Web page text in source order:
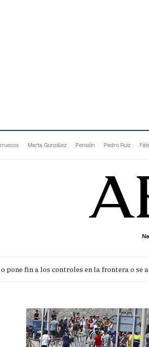
Marta González Pensión Pedro Ruiz
INTERNACIONALECONOMÍADEPORTESSOCIEDAD
pone fin a los controles en la frontera o